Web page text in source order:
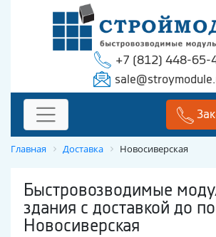
+7 (812) 448-65-
Главная Доставка Новосиверская
Быстровозводимые
здания с доставкой до
Новосиверская